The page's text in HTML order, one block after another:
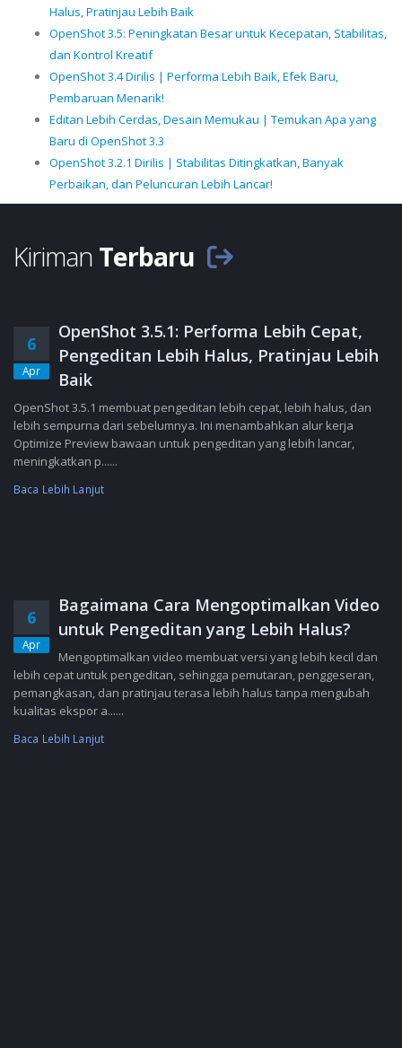
Halus, Pratinjau Lebih Baik
OpenShot 3.5: Peningkatan Besar untuk Kecepatan, Stabilitas,
dan Kontrol Kreatif
OpenShot 3.4 Dirilis | Performa Lebih Baik, Efek Baru,
Pembaruan Menarik!
Editan Lebih Cerdas, Desain Memukau | Temukan Apa yang
Baru di OpenShot 3.3
OpenShot 3.2.1 Dirilis | Stabilitas Ditingkatkan, Banyak
Perbaikan, dan Peluncuran Lebih Lancar!
Kiriman Terbaru
6
Apr
OpenShot 3.5.1: Performa Lebih Cepat,
Pengeditan Lebih Halus, Pratinjau Lebih
Baik
OpenShot 3.5.1 membuat pengeditan lebih cepat, lebih halus, dan
lebih sempurna dari sebelumnya. Ini menambahkan alur kerja
Optimize Preview bawaan untuk pengeditan yang lebih lancar,
meningkatkan p......
Baca Lebih Lanjut
6
Apr
Bagaimana Cara Mengoptimalkan Video
untuk Pengeditan yang Lebih Halus?
Mengoptimalkan video membuat versi yang lebih kecil dan
lebih cepat untuk pengeditan, sehingga pemutaran, penggeseran,
pemangkasan, dan pratinjau terasa lebih halus tanpa mengubah
kualitas ekspor a......
Baca Lebih Lanjut